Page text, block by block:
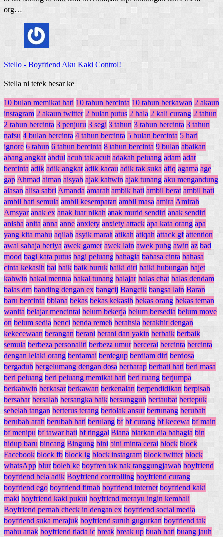
org…
Stello - Boyfriend Aku Kaki Control!
Stella ni tetek besar ke
10 bulan memikat hati 10 tahun bercinta 10 tahun berkawan 2 akaun
instagram 2 akaun twitter 2 bulan putus 2 hala 2 kali curang 2 tahun
2 tahun bercinta 3 penjuru 3 segi 3 tahun 3 tahun bercinta 3 tahun
nafsu 4 bulan bercinta 4 tahun bercinta 5 bulan bercinta 5 hari
ignore 6 tahun 6 tahun bercinta 8 tahun bercinta 9 bulan abaikan
abang angkat abdul acuh tak acuh adakah peluang adam adat
bercinta adik adik angkat adik kacau adik tak suka afiq agama age
gap Ahmad aiman aisyah ajak kahwin ajak tunang aku mengandung
alasan alisa sabri Amanda amarah ambik hati ambil berat ambil hati
ambil hati semula ambil kesempatan ambil masa amira Amirah
Amsyar anak ex anak luar nikah anak murid sendiri anak sendiri
anisha anita anna anne anxiety anxiety attack apa kata orang apa
yang kita mahu aqilah asyik marah atikah atiqah attack gf attention
awal sahaja beriya awek gamer awek lain awek pubg awin az bad
mood bagi kata putus bagi peluang bahagia bahasa cinta bahasa
cinta kekasih bai baik baik buruk baiki diri baiki hubungan bajet
kahwin bakal mentua bakal tunang balajar balas chat balas dendam
balas dm banding dengan ex bangcij Bangcik bangsa lain Baran
baru bercinta bbiana bekas bekas kekasih bekas orang bekas teman
wanita belajar mencintai belum bekerja belum bersedia belum move
on belum sedia benci benda remeh berahsia berakhir dengan
kekecewaan berangan berani berani dan yakin berbaik berbaik
semula berbeza personaliti berbeza umur bercerai bercinta bercinta
dengan lelaki orang berdamai berdegup berdiam diri berdosa
bergaduh bergelumang dengan dosa berharap berhati hati beri masa
beri peluang beri peluang memikat hati beri ruang berjumpa
berkahwin berkasar berkawan berkenalan berpendidikan berpisah
bersabar bersalah bersangka baik bersungguh bertaubat bertepuk
sebelah tangan berterus terang bertolak ansur bertunang berubah
berubah arah berubah hati berulang bf bf curang bf kecewa bf main
bf menipu bf tawar hati bf tinggal Biana biarkan dia bahagia bin
hidup baru bincang Bingung bini bini minta cerai block block
Facebook block fb block ig block instagram block twitter block
whatsApp blur boleh ke boyfren tak nak tanggungjawab boyfriend
boyfriend bela adik Boyfriend controlling boyfriend curang
boyfriend ego boyfriend fitnah boyfriend internet boyfriend kaki
maki boyfriend kaki pukul boyfriend merayu ingin kembali
Boyfriend pernah check in dengan ex boyfriend social media
boyfriend suka merajuk boyfriend suruh gugurkan boyfriend tak
mahu anak boyfriend tiada ic break break up buah hati buang jauh